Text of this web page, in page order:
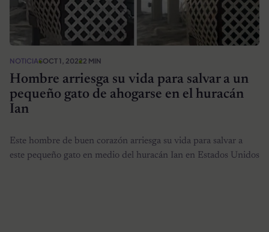
NOTICIASOCT 1, 20222 MIN
Hombre arriesga su vida para salvar a un
pequeño gato de ahogarse en el huracán
Ian
Este hombre de buen corazón arriesga su vida para salvar a
este pequeño gato en medio del huracán Ian en Estados Unidos